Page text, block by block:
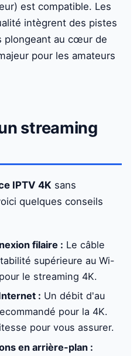
est compatible. Les
intègrent des pistes
plongeant au cœur de
pour les amateurs
streaming
IPTV 4K sans
quelques conseils
filaire : Le câble
supérieure au Wi-
le streaming 4K.
: Un débit d'au
pour la 4K.
pour vous assurer.
en arrière-plan :